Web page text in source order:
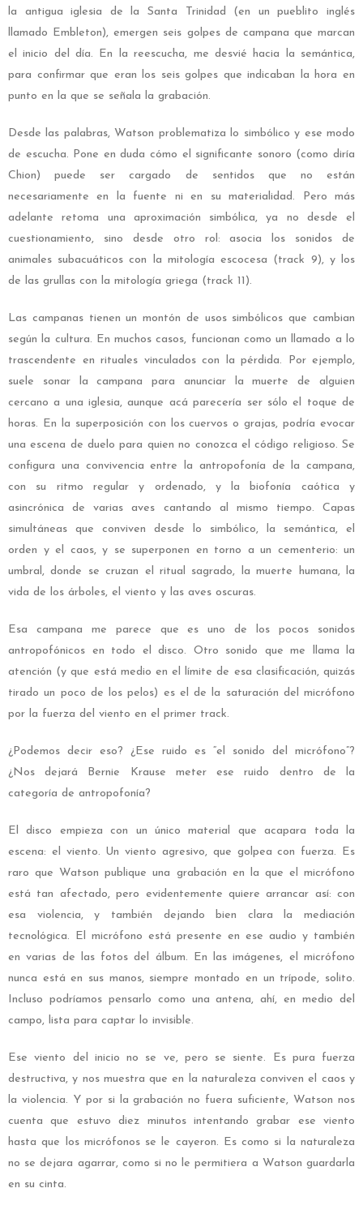
la antigua iglesia de la Santa Trinidad (en un pueblito inglés
llamado Embleton), emergen seis golpes de campana que marcan
el inicio del día. En la reescucha, me desvié hacia la semántica,
para confirmar que eran los seis golpes que indicaban la hora en
punto en la que se señala la grabación.
Desde las palabras, Watson problematiza lo simbólico y ese modo
de escucha. Pone en duda cómo el significante sonoro (como diría
Chion) puede ser cargado de sentidos que no están
necesariamente en la fuente ni en su materialidad. Pero más
adelante retoma una aproximación simbólica, ya no desde el
cuestionamiento, sino desde otro rol: asocia los sonidos de
animales subacuáticos con la mitología escocesa (track 9), y los
de las grullas con la mitología griega (track 11).
Las campanas tienen un montón de usos simbólicos que cambian
según la cultura. En muchos casos, funcionan como un llamado a lo
trascendente en rituales vinculados con la pérdida. Por ejemplo,
suele sonar la campana para anunciar la muerte de alguien
cercano a una iglesia, aunque acá parecería ser sólo el toque de
horas. En la superposición con los cuervos o grajas, podría evocar
una escena de duelo para quien no conozca el código religioso. Se
configura una convivencia entre la antropofonía de la campana,
con su ritmo regular y ordenado, y la biofonía caótica y
asincrónica de varias aves cantando al mismo tiempo. Capas
simultáneas que conviven desde lo simbólico, la semántica, el
orden y el caos, y se superponen en torno a un cementerio: un
umbral, donde se cruzan el ritual sagrado, la muerte humana, la
vida de los árboles, el viento y las aves oscuras.
Esa campana me parece que es uno de los pocos sonidos
antropofónicos en todo el disco. Otro sonido que me llama la
atención (y que está medio en el límite de esa clasificación, quizás
tirado un poco de los pelos) es el de la saturación del micrófono
por la fuerza del viento en el primer track.
¿Podemos decir eso? ¿Ese ruido es “el sonido del micrófono”?
¿Nos dejará Bernie Krause meter ese ruido dentro de la
categoría de antropofonía?
El disco empieza con un único material que acapara toda la
escena: el viento. Un viento agresivo, que golpea con fuerza. Es
raro que Watson publique una grabación en la que el micrófono
está tan afectado, pero evidentemente quiere arrancar así: con
esa violencia, y también dejando bien clara la mediación
tecnológica. El micrófono está presente en ese audio y también
en varias de las fotos del álbum. En las imágenes, el micrófono
nunca está en sus manos, siempre montado en un trípode, solito.
Incluso podríamos pensarlo como una antena, ahí, en medio del
campo, lista para captar lo invisible.
Ese viento del inicio no se ve, pero se siente. Es pura fuerza
destructiva, y nos muestra que en la naturaleza conviven el caos y
la violencia. Y por si la grabación no fuera suficiente, Watson nos
cuenta que estuvo diez minutos intentando grabar ese viento
hasta que los micrófonos se le cayeron. Es como si la naturaleza
no se dejara agarrar, como si no le permitiera a Watson guardarla
en su cinta.